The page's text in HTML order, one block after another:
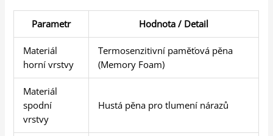
Parametr Hodnota / Detail
Materiál
horní vrstvy
Termosenzitivní paměťová pěna
(Memory Foam)
Materiál
spodní
vrstvy
Hustá pěna pro tlumení nárazů